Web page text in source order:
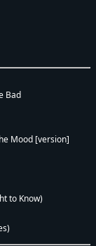
Bad
Mood [version]
to Know)